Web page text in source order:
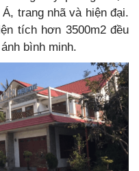
trang nhã và hiện đại.
tích hơn 3500m2 đều
bình minh.